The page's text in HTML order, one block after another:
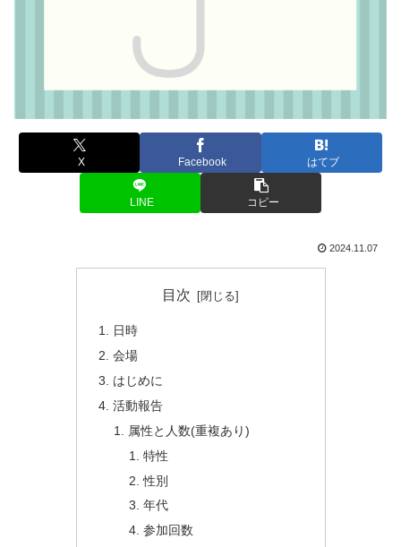
X Facebook はてブ
LINE コピー
2024.11.07
目次
日時
会場
はじめに
活動報告
属性と人数(重複あり)
特性
性別
年代
参加回数